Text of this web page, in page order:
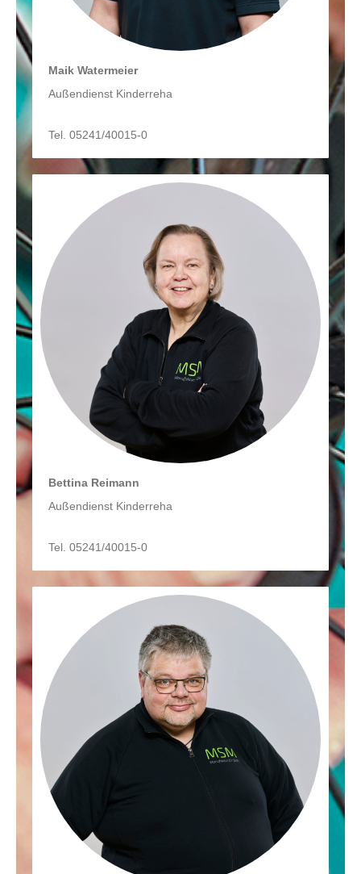
Maik Watermeier
Außendienst Kinderreha
Tel. 05241/40015-0
Bettina Reimann
Außendienst Kinderreha
Tel. 05241/40015-0